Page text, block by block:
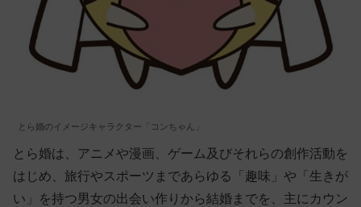
とら婚のイメージキャラクター「コンちゃん」
とら婚は、アニメや漫画、ゲーム及びそれらの創作活動を
はじめ、旅行やスポーツまであらゆる「趣味」や「生きが
い」を持つ男女の出会い作りから結婚までを、主にカウン